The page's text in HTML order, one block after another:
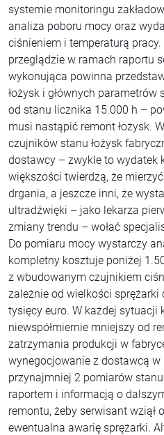
systemie monitoringu
analiza poboru mocy oraz
ciśnieniem i temperaturą
przeglądzie w ramach raportu
wykonująca powinna
łożysk i głównych
od stanu licznika 15.000 h –
musi nastąpić remont łożysk.
czujników stanu łożysk
dostawcy – zwykle to wydatek
większości twierdzą, że
drgania, a jeszcze inni, że
ultradźwięki – jako lekarza
zmiany trendu – wołać
Do pomiaru mocy wystarczy
kompletny kosztuje poniżej
z wbudowanym czujnikiem
zależnie od wielkości sprężarki
tysięcy euro. W każdej sytuacji
niewspółmiernie mniejszy od
zatrzymania produkcji w
wynegocjowanie z dostawcą
przynajmniej 2 pomiarów
raportem i informacją o
remontu, żeby serwisant wziął
ewentualna awarię sprężarki.